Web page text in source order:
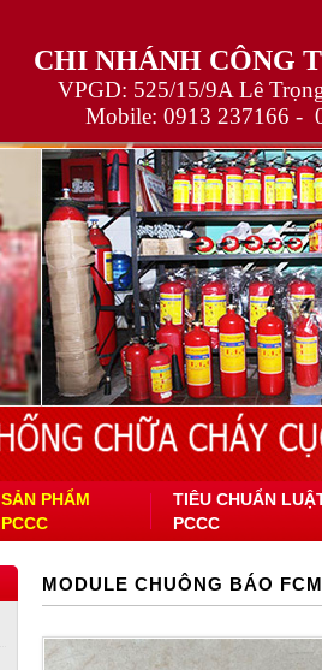
CHI NHÁNH CÔNG
VPGD: 525/15/9A Lê
Mobile: 0913 237166 -
SẢN PHẨM
PCCC
TIÊU CHUẨN
PCCC
MODULE CHUÔNG BÁO